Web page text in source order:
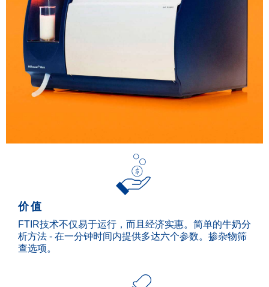
价值
FTIR技术不仅易于运行，而且经济实惠。简单的牛奶分
析方法 - 在一分钟时间内提供多达六个参数。掺杂物筛
查选项。